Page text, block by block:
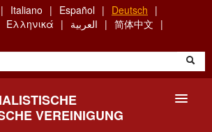
Italiano Español
Deutsch
Ελληνικά العربية
简体中文
VEREINIGUNG